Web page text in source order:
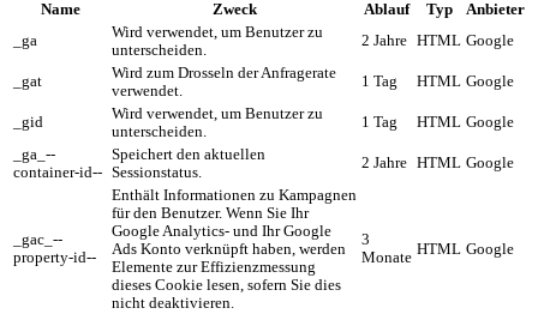
Name Zweck Ablauf Typ
Anbieter
_ga
Wird verwendet, um Benutzer zu
unterscheiden.
2 Jahre HTML Google
_gat
Wird zum Drosseln der Anfragerate
verwendet.
1 Tag HTML Google
_gid
Wird verwendet, um Benutzer zu
unterscheiden.
1 Tag HTML Google
_ga_--
container-id--
Speichert den aktuellen
Sessionstatus.
2 Jahre HTML Google
_gac_--
property-id--
Enthält Informationen zu Kampagnen
für den Benutzer. Wenn Sie Ihr
Google Analytics- und Ihr Google
Ads Konto verknüpft haben, werden
Elemente zur Effizienzmessung
dieses Cookie lesen, sofern Sie dies
nicht deaktivieren.
3
Monate HTML Google